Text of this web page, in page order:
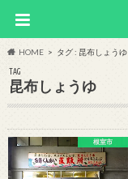
HOME タグ : 昆布しょうゆ
TAG
昆布しょうゆ
根室市